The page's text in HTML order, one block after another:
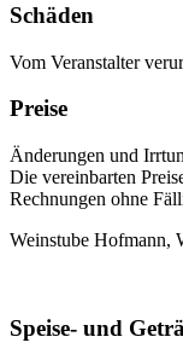
Schäden
Vom Veranstalter
Preise
Änderungen und
Die vereinbarten
Rechnungen ohne
Weinstube Hofmann,
Speise- und